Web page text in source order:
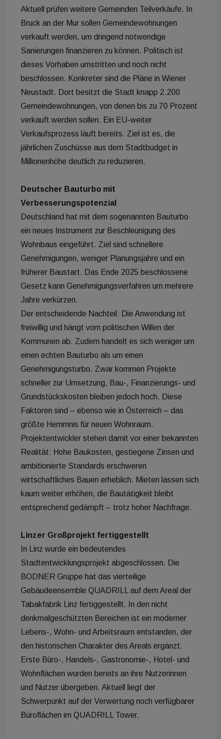
Aktuell prüfen weitere Gemeinden Teilverkäufe. In
Bruck an der Mur sollen Gemeindewohnungen
verkauft werden, um dringend notwendige
Sanierungen finanzieren zu können. Politisch ist
dieses Vorhaben umstritten und noch nicht
beschlossen. Konkreter sind die Pläne in Wiener
Neustadt. Dort besitzt die Stadt knapp 2.200
Gemeindewohnungen, von denen bis zu 70 Prozent
verkauft werden sollen. Ein EU-weiter
Verkaufsprozess läuft bereits. Ziel ist es, die
jährlichen Zuschüsse aus dem Stadtbudget in
Millionenhöhe deutlich zu reduzieren.
Deutscher Bauturbo mit
Verbesserungspotenzial
Deutschland hat mit dem sogenannten Bauturbo
ein neues Instrument zur Beschleunigung des
Wohnbaus eingeführt. Ziel sind schnellere
Genehmigungen, weniger Planungsjahre und ein
früherer Baustart. Das Ende 2025 beschlossene
Gesetz kann Genehmigungsverfahren um mehrere
Jahre verkürzen.
Der entscheidende Nachteil: Die Anwendung ist
freiwillig und hängt vom politischen Willen der
Kommunen ab. Zudem handelt es sich weniger um
einen echten Bauturbo als um einen
Genehmigungsturbo. Zwar kommen Projekte
schneller zur Umsetzung, Bau-, Finanzierungs- und
Grundstückskosten bleiben jedoch hoch. Diese
Faktoren sind – ebenso wie in Österreich – das
größte Hemmnis für neuen Wohnraum.
Projektentwickler stehen damit vor einer bekannten
Realität: Hohe Baukosten, gestiegene Zinsen und
ambitionierte Standards erschweren
wirtschaftliches Bauen erheblich. Mieten lassen sich
kaum weiter erhöhen, die Bautätigkeit bleibt
entsprechend gedämpft – trotz hoher Nachfrage.
Linzer Großprojekt fertiggestellt
In Linz wurde ein bedeutendes
Stadtentwicklungsprojekt abgeschlossen. Die
BODNER Gruppe hat das vierteilige
Gebäudeensemble QUADRILL auf dem Areal der
Tabakfabrik Linz fertiggestellt. In den nicht
denkmalgeschützten Bereichen ist ein moderner
Lebens-, Wohn- und Arbeitsraum entstanden, der
den historischen Charakter des Areals ergänzt.
Erste Büro-, Handels-, Gastronomie-, Hotel- und
Wohnflächen wurden bereits an ihre Nutzerinnen
und Nutzer übergeben. Aktuell liegt der
Schwerpunkt auf der Verwertung noch verfügbarer
Büroflächen im QUADRILL Tower.